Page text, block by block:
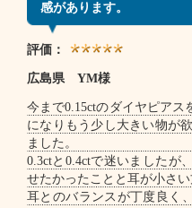
感があります。
評価：
広島県 YM様
今まで0.15ctのダイヤピアス
になりもう少し大きい物が
ました。
0.3ctと0.4ctで迷いましたが
せたかったことと耳が小さい
耳とのバランスが丁度良く